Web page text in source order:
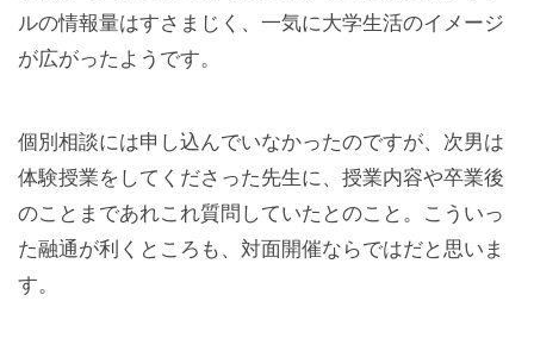
ルの情報量はすさまじく、一気に大学生活のイメージ
が広がったようです。
個別相談には申し込んでいなかったのですが、次男は
体験授業をしてくださった先生に、授業内容や卒業後
のことまであれこれ質問していたとのこと。こういっ
た融通が利くところも、対面開催ならではだと思いま
す。